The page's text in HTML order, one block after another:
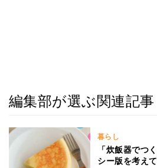
編集部が選ぶ関連記事
暮らし
「炊飯器でつ
シー版を考え